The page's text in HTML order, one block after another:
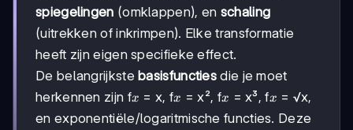
spiegelingen (omklappen), en schaling
(uitrekken of inkrimpen). Elke transformatie
heeft zijn eigen specifieke effect.
De belangrijkste basisfuncties die je moet
herkennen zijn fx
x = x, fx
x = x², fx
x = x³, fx
x = √x,
en exponentiële/logaritmische functies. Deze